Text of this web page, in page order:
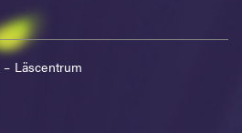
Läscentrum